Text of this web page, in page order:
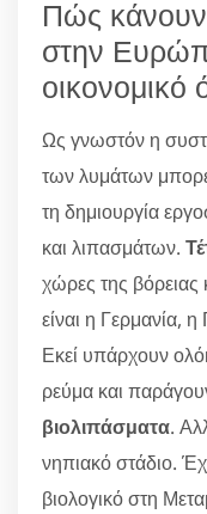
Πώς κάνουν
στην
οικονομικό
Ως γνωστόν η
των λυμάτων
τη δημιουργία
και λιπασμάτων.
χώρες της
είναι η Γερμανία,
Εκεί υπάρχουν
ρεύμα και
βιολιπάσματα.
νηπιακό στάδιο.
βιολογικό στη